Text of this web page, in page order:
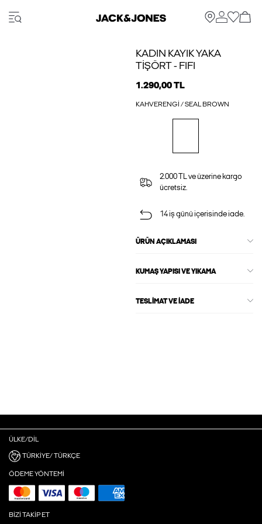
KADIN KAYIK YAKA
TIŞÖRT - FIFI
1.290,00 TL
KAHVERENGI / SEAL BROWN
2.000 TL ve üzerine kargo
ücretsiz.
14 iş günü içerisinde iade.
ÜRÜN AÇIKLAMASI
KUMAŞ YAPISI VE YIKAMA
TESLIMAT VE İADE
ÜLKE/DIL
TÜRKIYE/ TÜRKÇE
ÖDEME YÖNTEMI
BIZI TAKIP ET